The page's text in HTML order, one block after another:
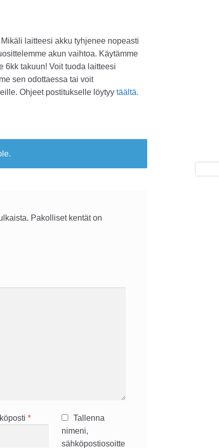
laitteesi akku tyhjenee nopeasti
akun vaihtoa. Käytämme
6kk takuun! Voit tuoda laitteesi
sen odottaessa tai voit
Ohjeet postitukselle löytyytäältä.
Pakolliset kentät on
*
Tallenna
nimeni,
sähköpostiosoitte